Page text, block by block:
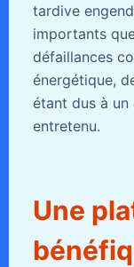
tardive
importants
défaillances
énergétique,
étant dus à un
entretenu.
Une